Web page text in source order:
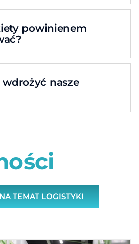
powinienem
nasze
TEMAT LOGISTYKI